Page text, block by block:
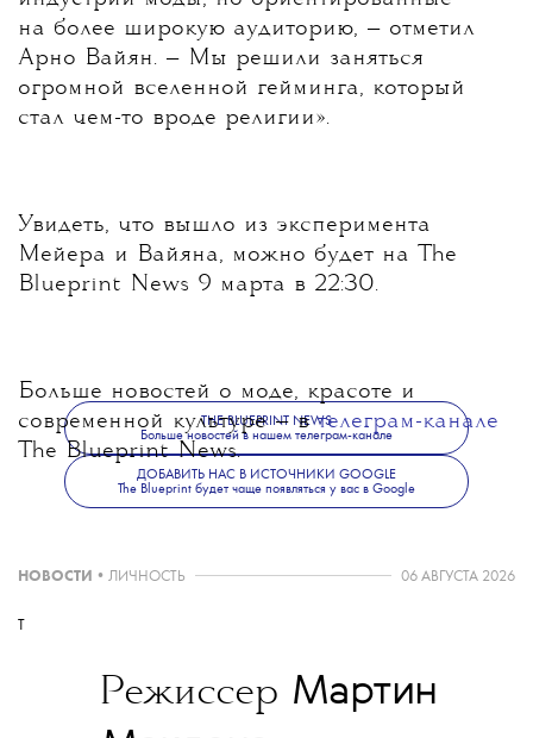
на более широкую аудиторию, — отметил
Арно Вайян. — Мы решили заняться
огромной вселенной гейминга, который
стал чем-то вроде религии».
Увидеть, что вышло из эксперимента
Мейера и Вайяна, можно будет на The
Blueprint News 9 марта в 22:30.
Больше новостей о моде, красоте и
современной культуре — втелеграм-канале
The Blueprint News.
THE BLUEPRINT NEWS
Больше новостей в нашем телеграм-канале
ДОБАВИТЬ НАС В ИСТОЧНИКИ GOOGLE
The Blueprint будет чаще появляться у вас в Google
НОВОСТИ • ЛИЧНОСТЬ 06 АВГУСТА 2026
T
Режиссер Мартин